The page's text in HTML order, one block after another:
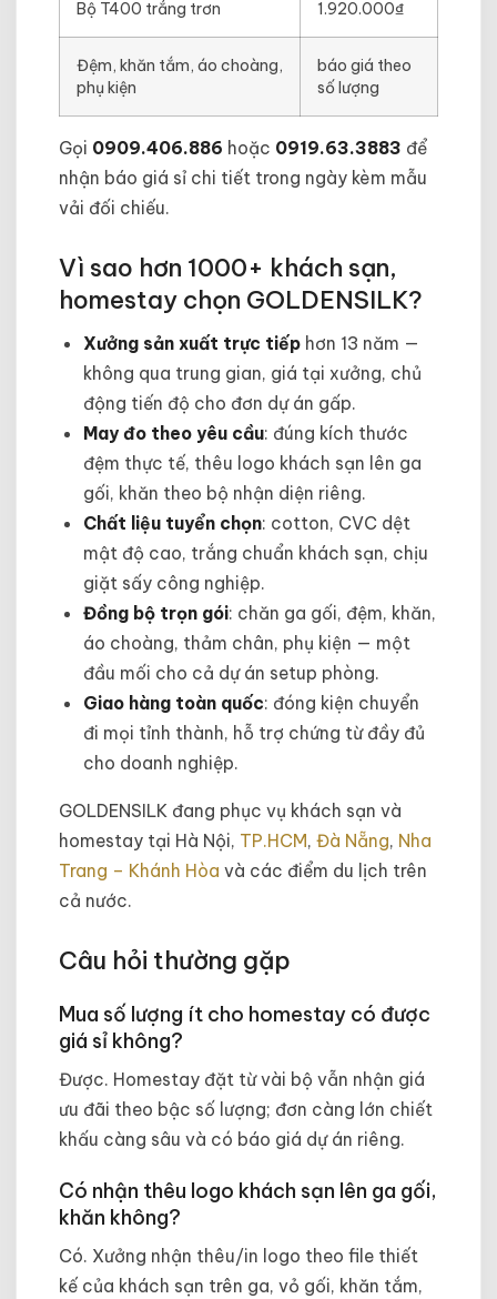
Bộ T400 trắng trơn 1.920.000₫
Đệm, khăn tắm, áo choàng,
phụ kiện
báo giá theo
số lượng
Gọi 0909.406.886 hoặc 0919.63.3883 để
nhận báo giá sỉ chi tiết trong ngày kèm mẫu
vải đối chiếu.
Vì sao hơn 1000+ khách sạn,
homestay chọn GOLDENSILK?
Xưởng sản xuất trực tiếp hơn 13 năm —
không qua trung gian, giá tại xưởng, chủ
động tiến độ cho đơn dự án gấp.
May đo theo yêu cầu: đúng kích thước
đệm thực tế, thêu logo khách sạn lên ga
gối, khăn theo bộ nhận diện riêng.
Chất liệu tuyển chọn: cotton, CVC dệt
mật độ cao, trắng chuẩn khách sạn, chịu
giặt sấy công nghiệp.
Đồng bộ trọn gói: chăn ga gối, đệm, khăn,
áo choàng, thảm chân, phụ kiện — một
đầu mối cho cả dự án setup phòng.
Giao hàng toàn quốc: đóng kiện chuyển
đi mọi tỉnh thành, hỗ trợ chứng từ đầy đủ
cho doanh nghiệp.
GOLDENSILK đang phục vụ khách sạn và
homestay tại Hà Nội, TP.HCM, Đà Nẵng, Nha
Trang – Khánh Hòa và các điểm du lịch trên
cả nước.
Câu hỏi thường gặp
Mua số lượng ít cho homestay có được
giá sỉ không?
Được. Homestay đặt từ vài bộ vẫn nhận giá
ưu đãi theo bậc số lượng; đơn càng lớn chiết
khấu càng sâu và có báo giá dự án riêng.
Có nhận thêu logo khách sạn lên ga gối,
khăn không?
Có. Xưởng nhận thêu/in logo theo file thiết
kế của khách sạn trên ga, vỏ gối, khăn tắm,